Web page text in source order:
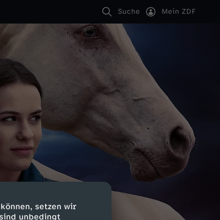
setzen wir
unbedingt
Suche Mein ZDF